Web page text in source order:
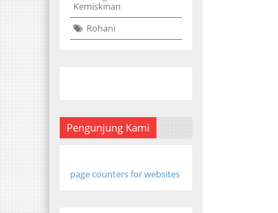
Kemiskinan
Rohani
Pengunjung Kami
page counters for websites